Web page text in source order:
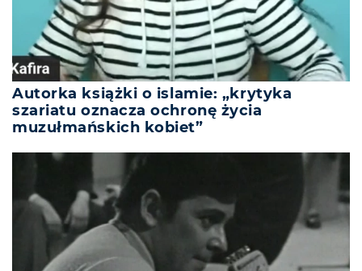
Autorka książki o islamie: „krytyka
szariatu oznacza ochronę życia
muzułmańskich kobiet”